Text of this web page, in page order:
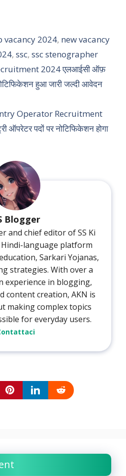
vacancy 2024, new vacancy
, ssc, ssc stenographer
2024 एलआईसी ऑफ़
हुआ जारी जल्दी आवेदन
Operator Recruitment
ऑपरेटर पदों पर नोटिफिकेशन होगा
Blogger
and chief editor of SS Ki
language platform
Sarkari Yojanas,
strategies. With over a
experience in blogging,
content creation, AKN is
making complex topics
for everyday users.